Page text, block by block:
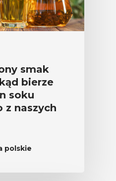
smak
bierze
soku
z naszych
polskie